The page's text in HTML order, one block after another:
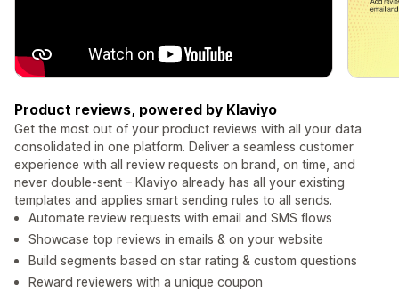
Product reviews, powered by Klaviyo
Get the most out of your product reviews with all your data
consolidated in one platform. Deliver a seamless customer
experience with all review requests on brand, on time, and
never double-sent – Klaviyo already has all your existing
templates and applies smart sending rules to all sends.
Automate review requests with email and SMS flows
Showcase top reviews in emails & on your website
Build segments based on star rating & custom questions
Reward reviewers with a unique coupon